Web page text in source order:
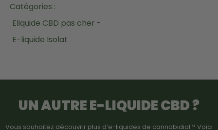
Catégories :
Eliquide CBD pas cher -
E-liquide Isolat
UN AUTREE-LIQUIDE CBD?
Vous souhaitez découvrir plus d’e-liquides de cannabidiol ? Voici